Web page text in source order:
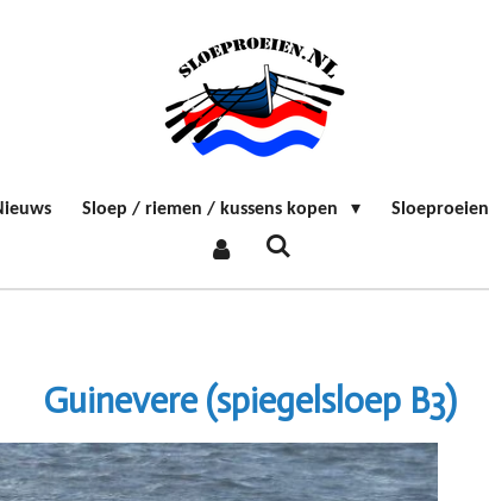
Sloep / riemen / kussens kopen Sloeproeien
Guinevere (spiegelsloep B3)